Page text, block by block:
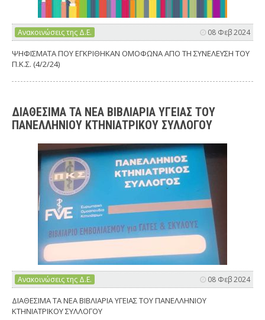
Ανακοινώσεις της Δ.Ε. 08 Φεβ 2024
ΨΗΦΙΣΜΑΤΑ ΠΟΥ ΕΓΚΡΙΘΗΚΑΝ ΟΜΟΦΩΝΑ ΑΠΟ ΤΗ ΣΥΝΕΛΕΥΣΗ ΤΟΥ
Π.Κ.Σ. (4/2/24)
ΔΙΑΘΕΣΙΜΑ ΤΑ ΝΕΑ ΒΙΒΛΙΑΡΙΑ ΥΓΕΙΑΣ ΤΟΥ
ΠΑΝΕΛΛΗΝΙΟΥ ΚΤΗΝΙΑΤΡΙΚΟΥ ΣΥΛΛΟΓΟΥ
Ανακοινώσεις της Δ.Ε. 08 Φεβ 2024
ΔΙΑΘΕΣΙΜΑ ΤΑ ΝΕΑ ΒΙΒΛΙΑΡΙΑ ΥΓΕΙΑΣ ΤΟΥ ΠΑΝΕΛΛΗΝΙΟΥ
ΚΤΗΝΙΑΤΡΙΚΟΥ ΣΥΛΛΟΓΟΥ